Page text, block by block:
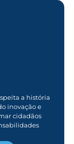
a história
inovação e
cidadãos